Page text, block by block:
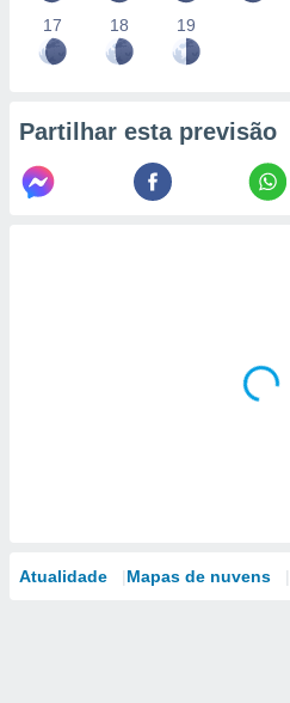
17 18 19
Partilhar esta previsão
Atualidade Mapas de nuvens